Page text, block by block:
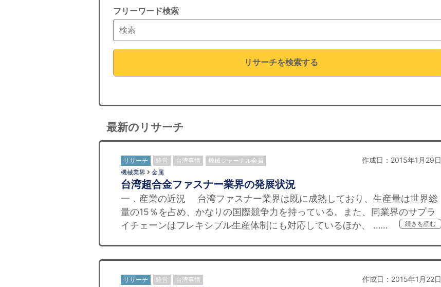
フリーワード検索
リサーチを検索する
最新のリサーチ
リサーチ 経営 台湾事情 機械ジャーナル会員 作成日：2015年1月29日
機械業界 金属
台湾超合金ファスナー業界の発展状況
一．産業の近況 台湾ファスナー業界は既に成熟しており、生産量は世界総
量の15％を占め、かなりの国際競争力を持っている。また、同業界のサプラ
イチェーンはフレキシブル生産体制にも対応しているほか、 ……
続きを読む
リサーチ 経営 台湾事情 作成日：2015年1月22日